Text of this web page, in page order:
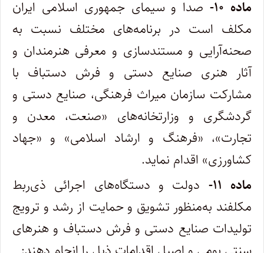
ماده ۱۰-
صدا و سیمای جمهوری اسلامی ایران
مکلف است در برنامه‌های مختلف نسبت به
صحنه‌آرایی و مستندسازی و معرفی هنرمندان و
آثار هنری صنایع دستی و فرش دستباف با
مشارکت سازمان میراث فرهنگی، صنایع دستی و
گردشگری و وزارتخانه‌های «صنعت، معدن و
تجارت»، «فرهنگ و ارشاد اسلامی» و «جهاد
کشاورزی» اقدام نماید.
ماده ۱۱-
دولت و دستگاه‌های اجرائی ذی‌ربط
مکلفند به‌منظور تشویق و حمایت از رشد و ترویج
تولیدات صنایع دستی و فرش دستباف و هنرهای